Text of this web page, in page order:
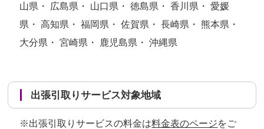
山県・ 広島県・ 山口県・ 徳島県・ 香川県・ 愛媛
県・ 高知県・ 福岡県・ 佐賀県・ 長崎県・ 熊本県・
大分県・ 宮崎県・ 鹿児島県・ 沖縄県
出張引取りサービス対象地域
※出張引取りサービスの料金は料金表のページをご